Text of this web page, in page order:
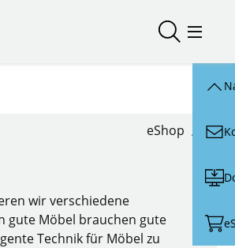
SucheMenü
eShop
wir verschiedene
gute Möbel brauchen gute
Technik für Möbel zu